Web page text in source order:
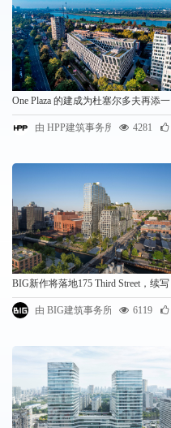
One Plaza 的建成为杜塞尔多夫再添一
座标志性建筑 | HPP建筑事务所
由 HPP建筑事务所 4281
BIG新作将落地175 Third Street，续写
Gowanus天际线
由 BIG建筑事务所 6119